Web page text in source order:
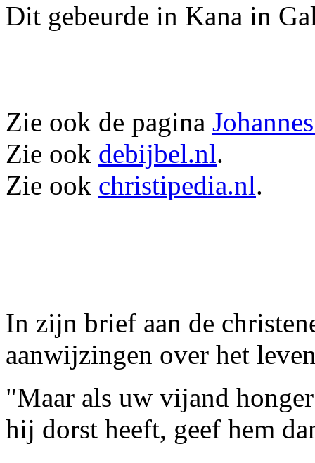
Dit gebeurde in Kana in
Zie ook de pagina
Zie ook debijbel.nl.
Zie ook christipedia.nl.
In zijn brief aan de
aanwijzingen over het
"Maar als uw vijand
hij dorst heeft, geef hem